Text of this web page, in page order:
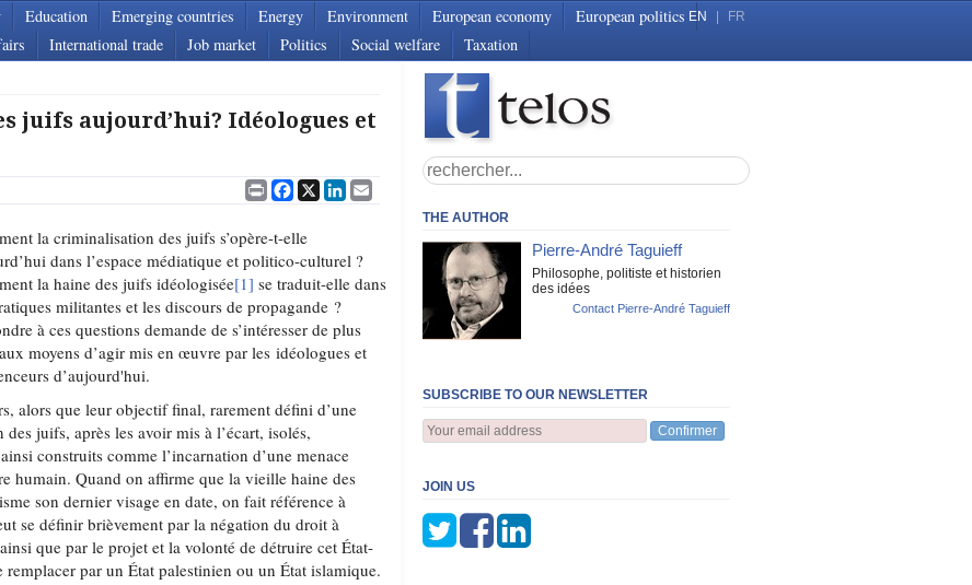
Education Emerging countries Energy Environment European economy
European politics
International trade Job market Politics Social welfare Taxation
EN FR
juifs aujourd’hui? Idéologues et
PrintFacebook
X LinkedIn
Email
la criminalisation des juifs s’opère-t-elle
dans l’espace médiatique et politico-culturel ?
la haine des juifs idéologisée[1] se traduit-elle dans
militantes et les discours de propagande ?
à ces questions demande de s’intéresser de plus
moyens d’agir mis en œuvre par les idéologues et
d’aujourd'hui.
alors que leur objectif final, rarement défini d’une
juifs, après les avoir mis à l’écart, isolés,
construits comme l’incarnation d’une menace
humain. Quand on affirme que la vieille haine des
son dernier visage en date, on fait référence à
se définir brièvement par la négation du droit à
que par le projet et la volonté de détruire cet État-
par un État palestinien ou un État islamique.
THE AUTHOR
Pierre-André Taguieff
Philosophe, politiste et historien
des idées
Contact Pierre-André Taguieff
SUBSCRIBE TO OUR NEWSLETTER
Confirmer
JOIN US